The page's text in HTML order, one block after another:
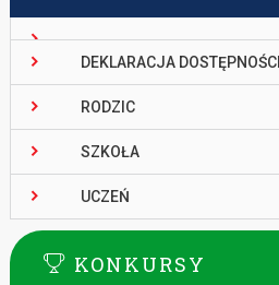
DEKLARACJA DOSTĘPNOŚCI
RODZIC
SZKOŁA
UCZEŃ
KONKURSY